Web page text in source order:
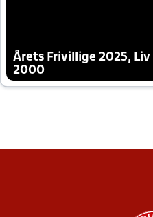
Årets Frivillige 2025, Liv
2000